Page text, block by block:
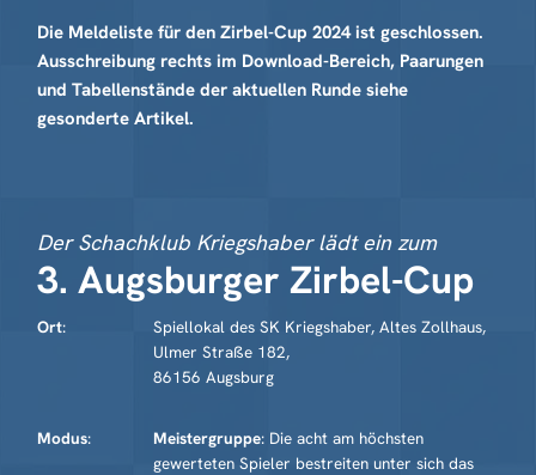
Die Meldeliste für den Zirbel-Cup 2024 ist geschlossen.
Ausschreibung rechts im Download-Bereich, Paarungen
und Tabellenstände der aktuellen Runde siehe
gesonderte Artikel.
Der Schachklub Kriegshaber lädt ein zum
3. Augsburger Zirbel-Cup
Ort:
Spiellokal des SK Kriegshaber, Altes Zollhaus,
Ulmer Straße 182,
86156 Augsburg
Modus: Meistergruppe: Die acht am höchsten
gewerteten Spieler bestreiten unter sich das